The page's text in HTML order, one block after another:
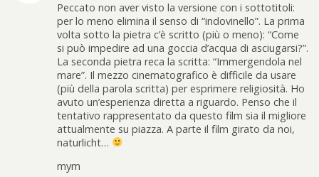
Peccato non aver visto la versione con i sottotitoli:
per lo meno elimina il senso di “indovinello”. La prima
volta sotto la pietra c’è scritto (più o meno): “Come
si può impedire ad una goccia d’acqua di asciugarsi?”.
La seconda pietra reca la scritta: “Immergendola nel
mare”. Il mezzo cinematografico è difficile da usare
(più della parola scritta) per esprimere religiosità. Ho
avuto un’esperienza diretta a riguardo. Penso che il
tentativo rappresentato da questo film sia il migliore
attualmente su piazza. A parte il film girato da noi,
naturlicht…
mym